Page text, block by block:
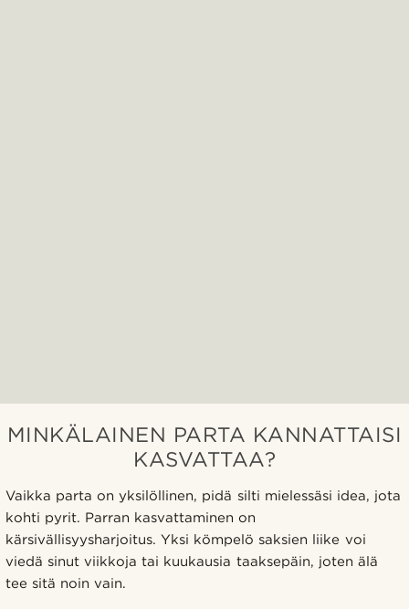
MINKÄLAINEN PARTA KANNATTAISI
KASVATTAA?
Vaikka parta on yksilöllinen, pidä silti mielessäsi idea, jota
kohti pyrit. Parran kasvattaminen on
kärsivällisyysharjoitus. Yksi kömpelö saksien liike voi
viedä sinut viikkoja tai kuukausia taaksepäin, joten älä
tee sitä noin vain.